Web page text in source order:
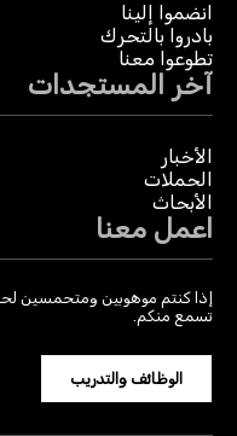
انضموا إلينا
بادروا بالتحرك
تطوعوا معنا
آخر المستجدات
الأخبار
الحملات
الأبحاث
اعمل معنا
إذا كنتم موهوبين ومتحمسين
تسمع منكم.
الوظائف والتدريب